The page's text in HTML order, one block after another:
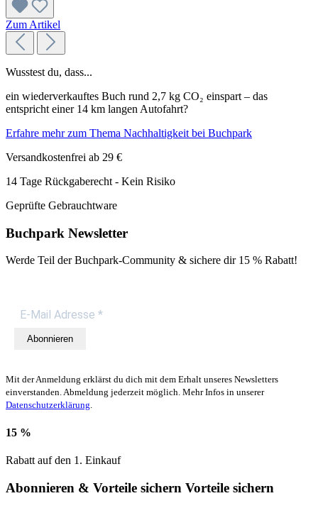
Zum Artikel
Wusstest du, dass...
ein wiederverkauftes Buch rund 2,7 kg CO₂ einspart – das
entspricht einer 14 km langen Autofahrt?
Erfahre mehr zum Thema Nachhaltigkeit bei Buchpark
Versandkostenfrei ab 29 €
14 Tage Rückgaberecht - Kein Risiko
Geprüfte Gebrauchtware
Buchpark Newsletter
Werde Teil der Buchpark-Community & sichere dir 15 % Rabatt!
Abonnieren
Mit der Anmeldung erklärst du dich mit dem Erhalt unseres Newsletters
einverstanden. Abmeldung jederzeit möglich. Mehr Infos in unserer
Datenschutzerklärung.
15 %
Rabatt auf den 1. Einkauf
Abonnieren & Vorteile sichern Vorteile sichern